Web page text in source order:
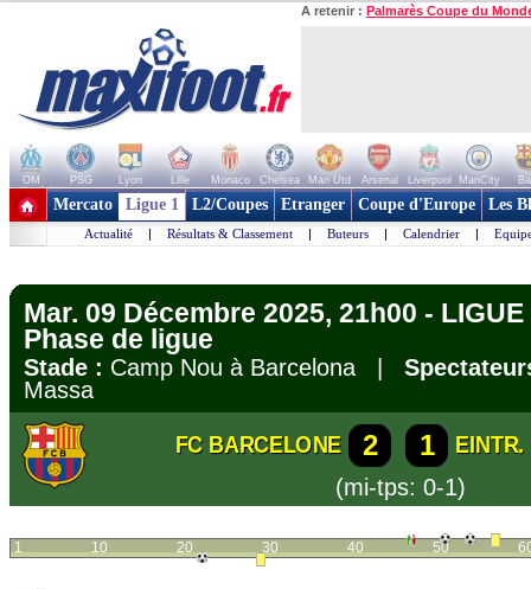
A retenir : Palmarès Coupe du
OM PSG Lyon Lille Monaco Chelsea Man Utd Arsenal Liverpool ManCity
+ de clubs
Mercato Ligue 1 L2/Coupes Etranger Coupe d'Europe Les
Actualité | Résultats & Classement | Buteurs | Calendrier |
Mar. 09 Décembre 2025, 21h00 -
Phase de ligue
Stade : Camp Nou à Barcelona |
Massa
FC BARCELONE 2 1
(mi-tps: 0-1)
1 10 20 30 40 50